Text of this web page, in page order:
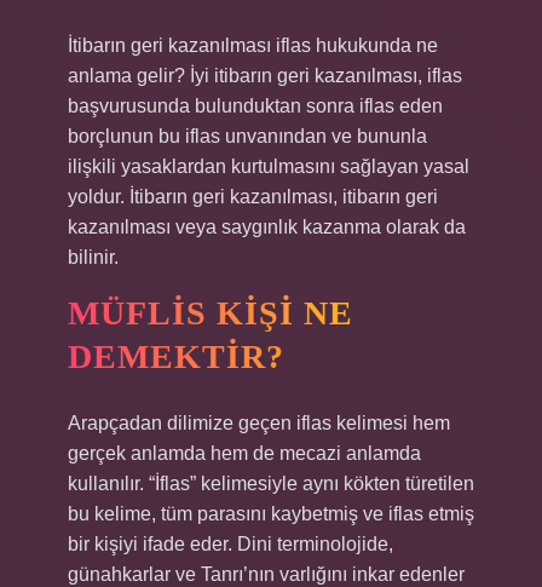
İtibarın geri kazanılması iflas hukukunda ne
anlama gelir? İyi itibarın geri kazanılması, iflas
başvurusunda bulunduktan sonra iflas eden
borçlunun bu iflas unvanından ve bununla
ilişkili yasaklardan kurtulmasını sağlayan yasal
yoldur. İtibarın geri kazanılması, itibarın geri
kazanılması veya saygınlık kazanma olarak da
bilinir.
MÜFLIS KIŞI NE
DEMEKTIR?
Arapçadan dilimize geçen iflas kelimesi hem
gerçek anlamda hem de mecazi anlamda
kullanılır. “İflas” kelimesiyle aynı kökten türetilen
bu kelime, tüm parasını kaybetmiş ve iflas etmiş
bir kişiyi ifade eder. Dini terminolojide,
günahkarlar ve Tanrı’nın varlığını inkar edenler